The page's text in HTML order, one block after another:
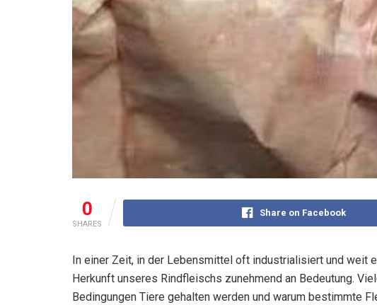
0
SHARES
Share on Facebook
In einer Zeit, in der Lebensmittel oft industrialisiert und weit
Herkunft unseres Rindfleischs zunehmend an Bedeutung.
Bedingungen Tiere gehalten werden und warum bestimmte